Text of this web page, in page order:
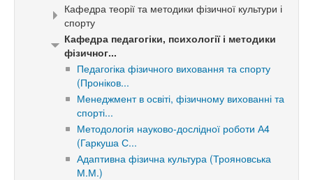
Кафедра теорії та методики фізичної культури і
спорту
Кафедра педагогіки, психології і методики
фізичног...
Педагогіка фізичного виховання та спорту
(Проніков...
Менеджмент в освіті, фізичному вихованні та
спорті...
Методологія науково-дослідної роботи А4
(Гаркуша С...
Адаптивна фізична культура (Трояновська
М.М.)